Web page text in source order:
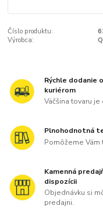
Číslo produktu:
Výrobca:
Rýchle dodanie
kuriérom
Väčšina tovaru
Plnohodnotná
Pomôžeme
Kamenná
dispozícii
Objednávku si
predajni.